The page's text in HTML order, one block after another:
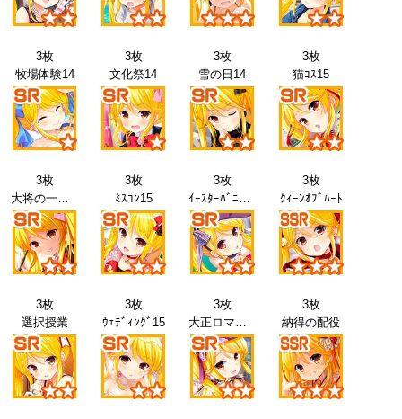
3枚
牧場体験14
3枚
文化祭14
3枚
雪の日14
3枚
猫ｺｽ15
3枚
大将の一日15
3枚
ﾐｽｺﾝ15
3枚
ｲｰｽﾀｰﾊﾞﾆｰ15
3枚
ｸｨｰﾝｵﾌﾞﾊｰﾄ
3枚
選択授業
3枚
ｳｪﾃﾞｨﾝｸﾞ15
3枚
大正ロマン15
3枚
納得の配役